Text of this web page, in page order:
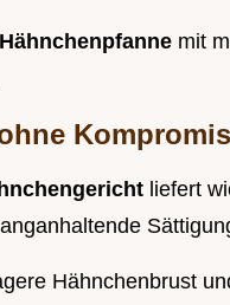
mit
liefert
Hähnchenbrust